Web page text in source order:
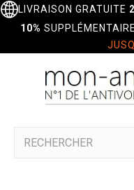
LIVRAISON GRATUITE
10%